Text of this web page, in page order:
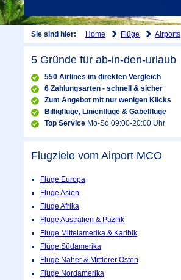
Sie sind hier: Home Flüge Airports
5 Gründe für ab-in-den-urlaub
550 Airlines im direkten Vergleich
6 Zahlungsarten - schnell & sicher
Zum Angebot mit nur wenigen Klicks
Billigflüge, Linienflüge & Gabelflüge
Top Service Mo-So 09:00-20:00 Uhr
Flugziele vom Airport MCO
Flüge Europa
Flüge Asien
Flüge Afrika
Flüge Australien & Pazifik
Flüge Mittelamerika & Karibik
Flüge Südamerika
Flüge Naher & Mittlerer Osten
Flüge Nordamerika